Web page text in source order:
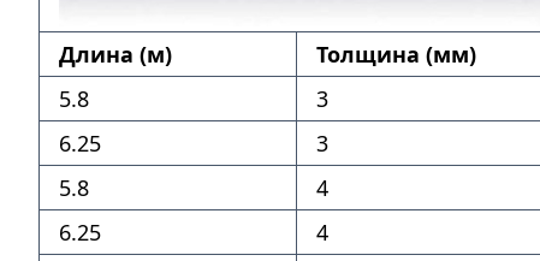
Длина (м) Толщина (мм)
5.8
3
6.25
3
5.8
4
6.25
4